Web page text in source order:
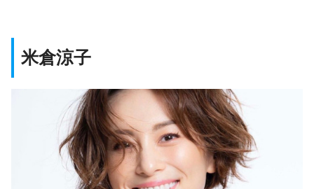
米倉涼子